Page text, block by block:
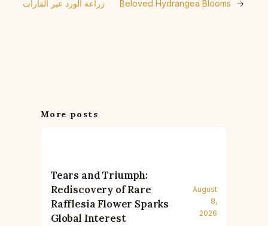
زراعة الورد عبر القارات Beloved Hydrangea Blooms →
More posts
Tears and Triumph:
Rediscovery of Rare
Rafflesia Flower Sparks
Global Interest
August
8,
2026